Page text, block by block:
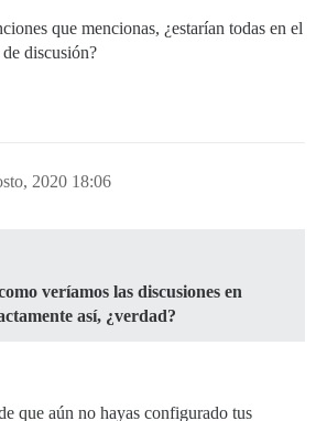
que mencionas, ¿estarían todas en el
discusión?
2020 18:06
veríamos las discusiones en
así, ¿verdad?
que aún no hayas configurado tus